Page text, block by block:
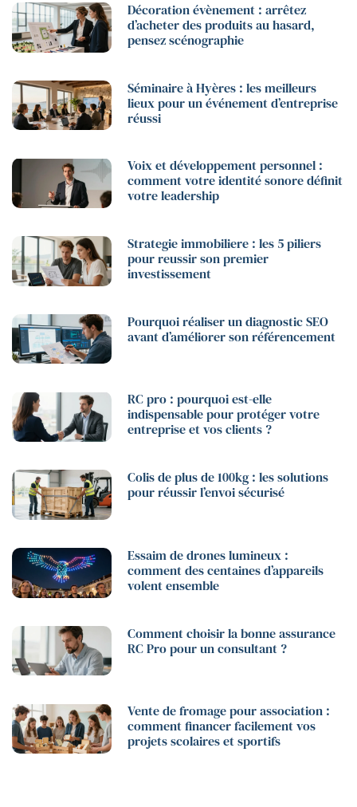
Décoration évènement : arrêtez
d’acheter des produits au hasard,
pensez scénographie
Séminaire à Hyères : les meilleurs
lieux pour un événement d’entreprise
réussi
Voix et développement personnel :
comment votre identité sonore définit
votre leadership
Strategie immobiliere : les 5 piliers
pour reussir son premier
investissement
Pourquoi réaliser un diagnostic SEO
avant d’améliorer son référencement
RC pro : pourquoi est-elle
indispensable pour protéger votre
entreprise et vos clients ?
Colis de plus de 100kg : les solutions
pour réussir l’envoi sécurisé
Essaim de drones lumineux :
comment des centaines d’appareils
volent ensemble
Comment choisir la bonne assurance
RC Pro pour un consultant ?
Vente de fromage pour association :
comment financer facilement vos
projets scolaires et sportifs